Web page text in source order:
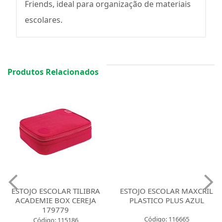
Friends, ideal para organização de materiais
escolares.
Produtos Relacionados
ESTOJO ESCOLAR TILIBRA
ACADEMIE BOX CEREJA
179779
Código: 115186
ESTOJO ESCOLAR MAXCRIL
PLASTICO PLUS AZUL
Código: 116665